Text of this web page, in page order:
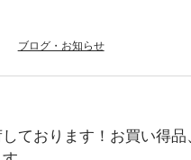
ブログ・お知らせ
ております！お買い得品